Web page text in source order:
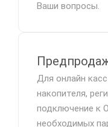
Ваши вопросы.
Для онлайн
накопителя,
подключение к
необходимых